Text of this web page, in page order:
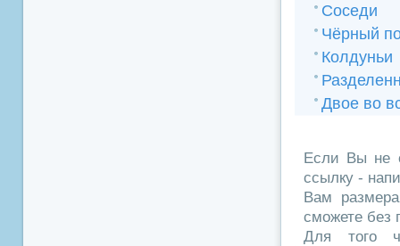
Соседи
Чёрный
Колдуньи
Двое во
Если Вы не
ссылку -
Вам
сможете без
Для того